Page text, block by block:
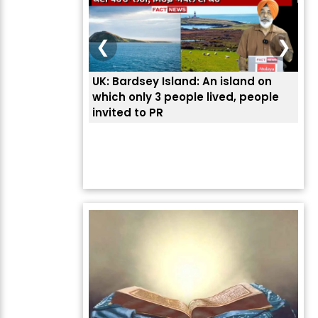
UK: Bardsey Island: An island on
which only 3 people lived, people
invited to PR
❮ ❯